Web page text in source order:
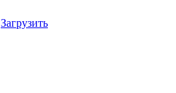
Загрузить